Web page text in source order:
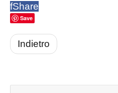
fShare
Save
Indietro